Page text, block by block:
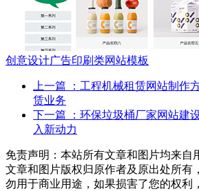
创意设计广告印刷类网站模板
上一篇
：工程机械租赁网站制作
赁业务
下一篇
：环保垃圾桶厂家网站建
入新动力
免责声明：本站所有文章和图片均来自
文章和图片版权归原作者及原出处所有
勿用于商业用途，如果损害了您的权利